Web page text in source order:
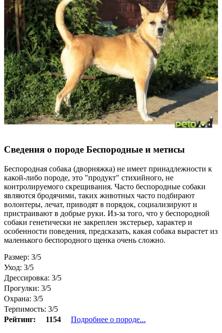
Сведения о породе Бeспородные и метисы
Беспородная собака (дворняжка) не имеет принадлежности к
какой-либо породе, это "продукт" стихийного, не
контролируемого скрещивания. Часто беспородные собаки
являются бродячими, таких животных часто подбирают
волонтеры, лечат, приводят в порядок, социализируют и
пристраивают в добрые руки. Из-за того, что у беспородной
собаки генетически не закреплен экстерьер, характер и
особенности поведения, предсказать, какая собака вырастет из
маленького беспородного щенка очень сложно.
Размер: 3/5
Уход: 3/5
Дрессировка: 3/5
Прогулки: 3/5
Охрана: 3/5
Терпимость: 3/5
Рейтинг:
1154 Подробнее о породе...